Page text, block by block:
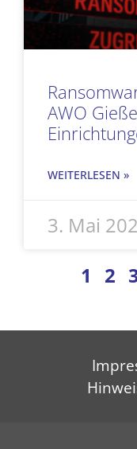
AWO
WEITERLESEN »
3. Mai
1 2